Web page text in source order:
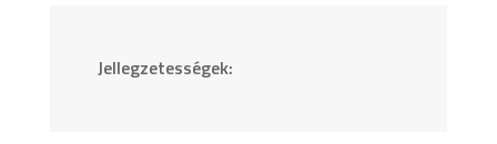
Jellegzetességek: